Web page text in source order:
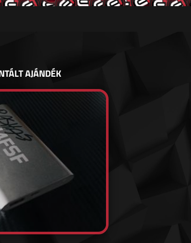
AJÁNDÉK